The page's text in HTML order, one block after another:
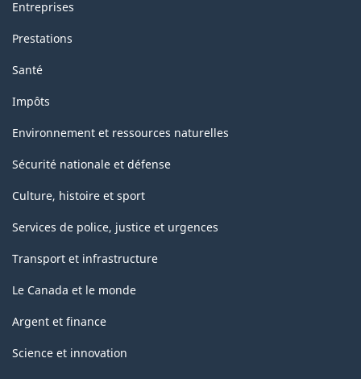
Entreprises
Prestations
Santé
Impôts
Environnement et ressources naturelles
Sécurité nationale et défense
Culture, histoire et sport
Services de police, justice et urgences
Transport et infrastructure
Le Canada et le monde
Argent et finance
Science et innovation